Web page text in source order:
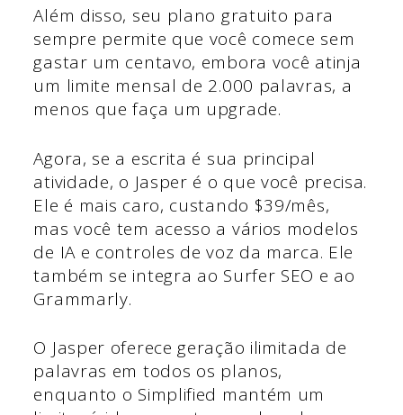
Além disso, seu plano gratuito para
sempre permite que você comece sem
gastar um centavo, embora você atinja
um limite mensal de 2.000 palavras, a
menos que faça um upgrade.
Agora, se a escrita é sua principal
atividade, o Jasper é o que você precisa.
Ele é mais caro, custando $39/mês,
mas você tem acesso a vários modelos
de IA e controles de voz da marca. Ele
também se integra ao Surfer SEO e ao
Grammarly.
O Jasper oferece geração ilimitada de
palavras em todos os planos,
enquanto o Simplified mantém um